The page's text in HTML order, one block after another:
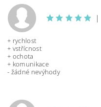
BEZPEČNOSTNÍ
|
+ rychlost
+ vstřícnost
+ ochota
+ komunikace
- žádné nevýhody